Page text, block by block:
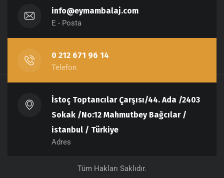
info@eymambalaj.com
E - Posta
0 212 671 96 14
Telefon
İstoç Toptancılar Çarşısı/44. Ada /2403
Sokak /No:12 Mahmutbey Bağcılar /
istanbul / Türkiye
Adres
Tüm Hakları Saklıdır.